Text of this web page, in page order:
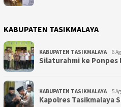
KABUPATEN TASIKMALAYA
KABUPATEN TASIKMALAYA 6
Silaturahmi ke
KABUPATEN TASIKMALAYA 5
Kapolres Tasikmalaya